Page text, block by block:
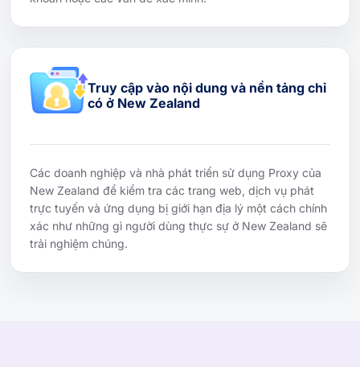
Truy cập vào nội dung và nền tảng chỉ
có ở New Zealand
Các doanh nghiệp và nhà phát triển sử dụng Proxy của
New Zealand để kiểm tra các trang web, dịch vụ phát
trực tuyến và ứng dụng bị giới hạn địa lý một cách chính
xác như những gì người dùng thực sự ở New Zealand sẽ
trải nghiệm chúng.